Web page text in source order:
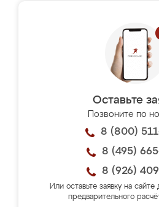
Оставьте
Позвоните по
8 (800)
8 (495)
8 (926)
Или оставьте заявку на сайте
предварительного